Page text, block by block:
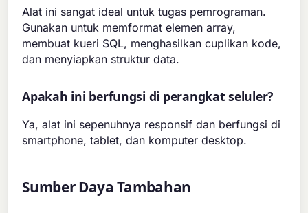
Alat ini sangat ideal untuk tugas pemrograman.
Gunakan untuk memformat elemen array,
membuat kueri SQL, menghasilkan cuplikan kode,
dan menyiapkan struktur data.
Apakah ini berfungsi di perangkat seluler?
Ya, alat ini sepenuhnya responsif dan berfungsi di
smartphone, tablet, dan komputer desktop.
Sumber Daya Tambahan